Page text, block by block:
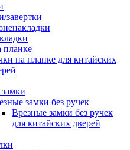
завертки
планке
на планке для китайских
замки без ручек
Врезные замки без ручек
для китайских дверей